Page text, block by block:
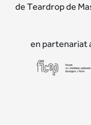
de Teardrop de
en partenariat